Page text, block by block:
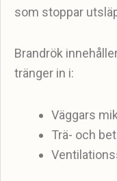
som stoppar
Brandrök
tränger in i:
Väggars
Trä- och